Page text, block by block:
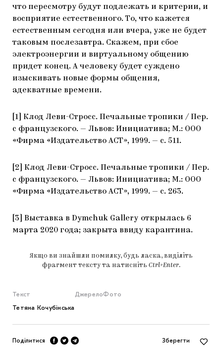
что пересмотру будут подлежать и критерии, и
восприятие естественного. То, что кажется
естественным сегодня или вчера, уже не будет
таковым послезавтра. Скажем, при сбое
электроэнергии и виртуальному общению
придет конец. А человеку будет суждено
изыскивать новые формы общения,
адекватные времени.
[1] Клод Леви-Стросс. Печальные тропики / Пер.
с французского. — Львов: Инициатива; М.: ООО
«Фирма «Издательство АСТ», 1999. — с. 511.
[2] Клод Леви-Стросс. Печальные тропики / Пер.
с французского. — Львов: Инициатива; М.: ООО
«Фирма «Издательство АСТ», 1999. — с. 263.
[3] Выставка в Dymchuk Gallery открылась 6
марта 2020 года; закрыта ввиду карантина.
Якщо ви знайшли помилку, будь ласка, виділіть
фрагмент тексту та натисніть Ctrl+Enter.
Текст
Тетяна Кочубінська
ДжерелоФото
Поділитися Зберегти